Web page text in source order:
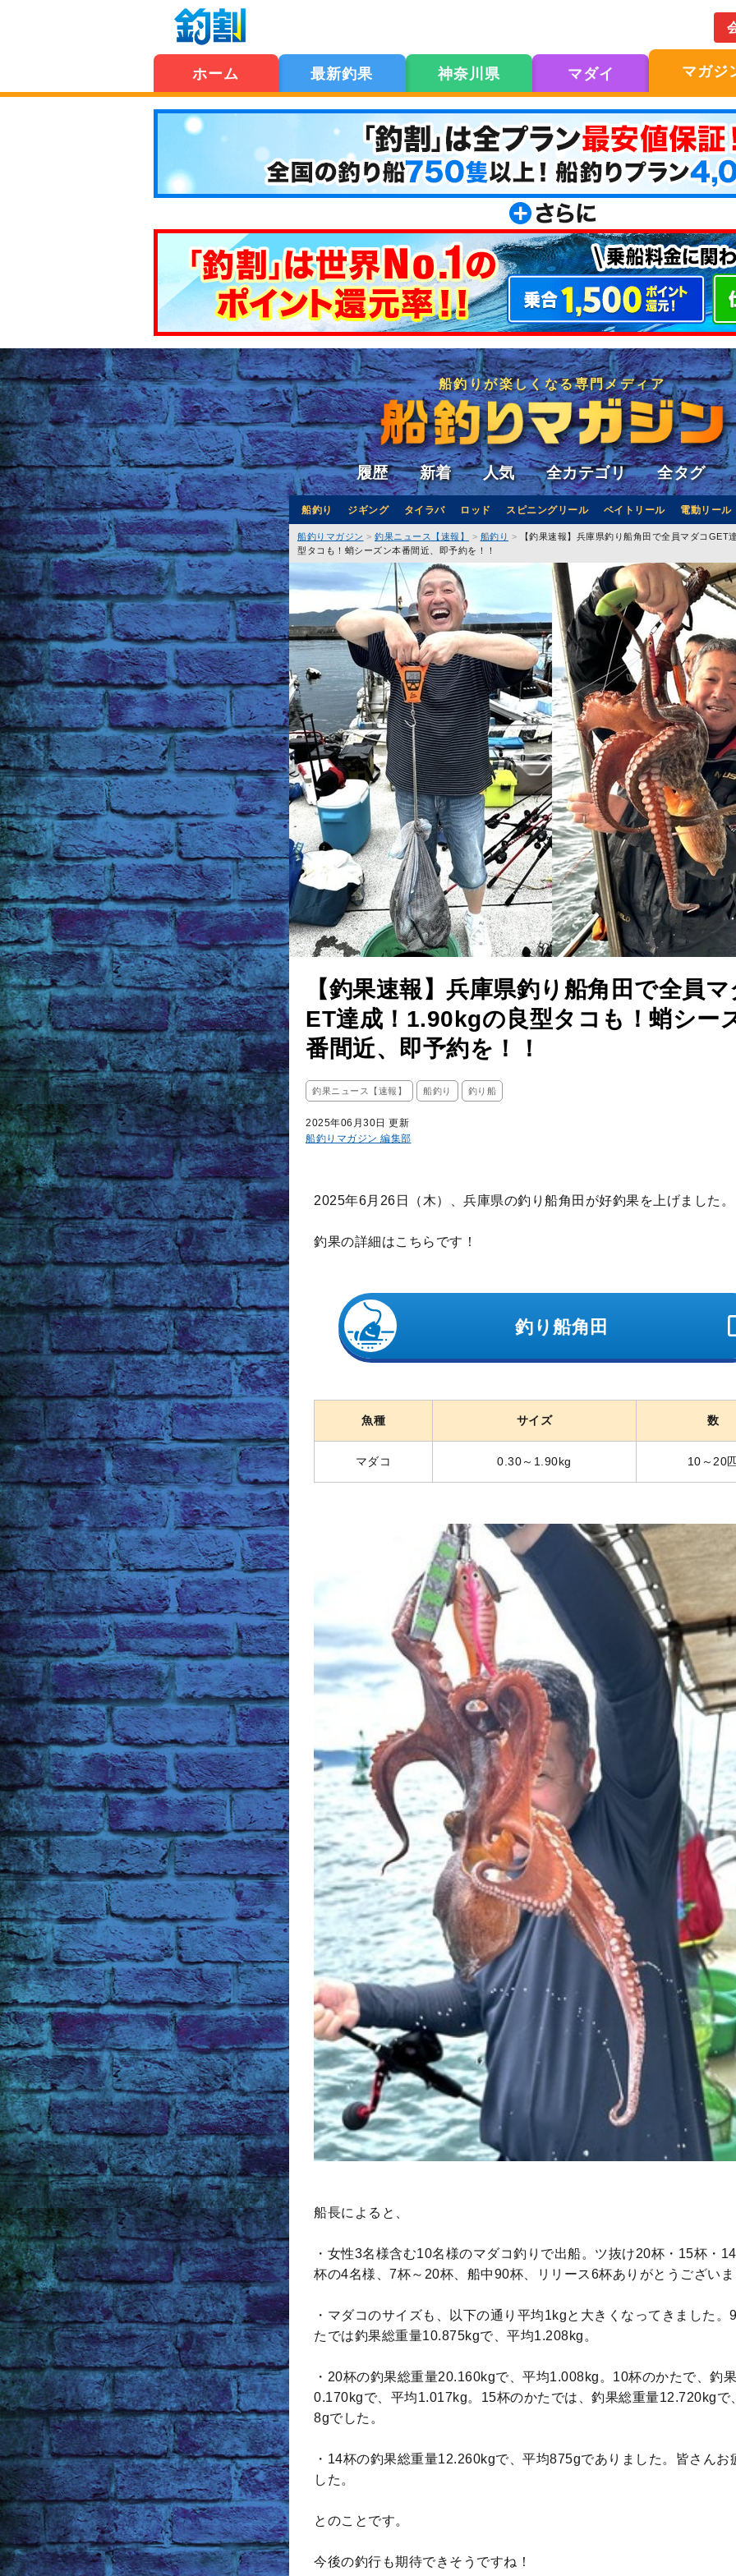
ホーム 最新釣果 神奈川県 マダイ マガジ
船釣りが楽しくなる専門メディア
履歴 新着 人気 全カテゴリ 全タグ
船釣り ジギング タイラバ ロッド スピニングリール ベイトリール 電動リール
船釣りマガジン 釣果ニュース【速報】 船釣り
【釣果速報】兵庫県釣り船角田で全員マダコGET
型タコも！蛸シーズン本番間近、即予約を！！
【釣果速報】兵庫県釣り船角田で全員
ET達成！1.90kgの良型タコも！蛸シー
番間近、即予約を！！
釣果ニュース【速報】 船釣り 釣り船
2025年06月30日 更新
船釣りマガジン 編集部
2025年6月26日（木）、兵庫県の釣り船角田が好釣果を上げました。
釣果の詳細はこちらです！
釣り船角田
魚種 サイズ 数
マダコ 0.30～1.90kg 10～20
船長によると、
・女性3名様含む10名様のマダコ釣りで出船。ツ抜け20杯・15杯・
杯の4名様、7杯～20杯、船中90杯、リリース6杯ありがとうござい
・マダコのサイズも、以下の通り平均1kgと大きくなってきました。
たでは釣果総重量10.875kgで、平均1.208kg。
・20杯の釣果総重量20.160kgで、平均1.008kg。10杯のかたで、釣
0.170kgで、平均1.017kg。15杯のかたでは、釣果総重量12.720kgで
8gでした。
・14杯の釣果総重量12.260kgで、平均875gでありました。皆さんお
した。
とのことです。
今後の釣行も期待できそうですね！